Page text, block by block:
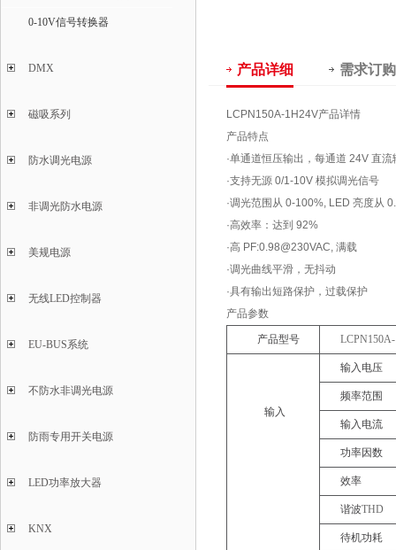
0-10V信号转换器
DMX
磁吸系列
防水调光电源
非调光防水电源
美规电源
无线LED控制器
EU-BUS系统
不防水非调光电源
防雨专用开关电源
LED功率放大器
KNX
产品详细 需求订购
LCPN150A-1H24V产品详情
产品特点
·单通道恒压输出，每通道 24V 直流
·支持无源 0/1-10V 模拟调光信号
·调光范围从 0-100%, LED 亮度从
·高效率：达到 92%
·高 PF:0.98@230VAC, 满载
·调光曲线平滑，无抖动
·具有输出短路保护，过载保护
产品参数
产品型号 LCPN150A-
输入
输入电压
频率范围
输入电流
功率因数
效率
谐波THD
待机功耗